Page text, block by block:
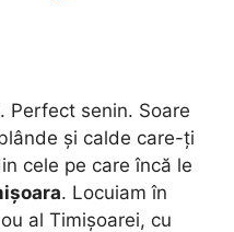
. Perfect senin. Soare
și calde care-ți
cele pe care încă le
. Locuiam în
al Timișoarei, cu